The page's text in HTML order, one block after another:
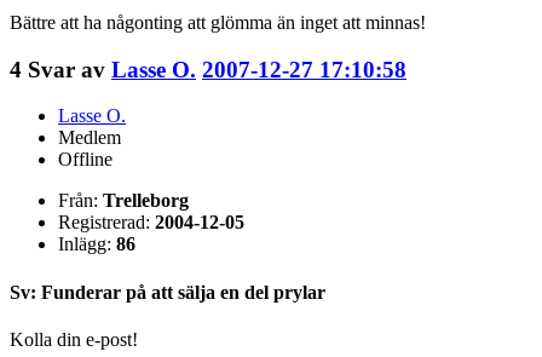
Bättre att ha någonting att glömma än inget att minnas!
4 Svar av Lasse O. 2007-12-27 17:10:58
Lasse O.
Medlem
Offline
Från: Trelleborg
Registrerad: 2004-12-05
Inlägg: 86
Sv: Funderar på att sälja en del prylar
Kolla din e-post!